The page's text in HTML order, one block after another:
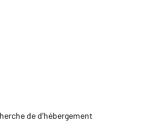
de d’hébergement